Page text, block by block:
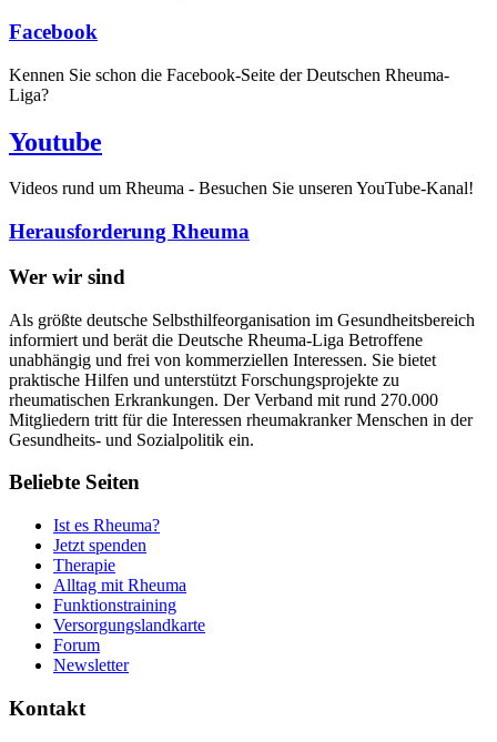
Facebook
Kennen Sie schon die Facebook-Seite der Deutschen Rheuma-
Liga?
Youtube
Videos rund um Rheuma - Besuchen Sie unseren YouTube-Kanal!
Herausforderung Rheuma
Wer wir sind
Als größte deutsche Selbsthilfeorganisation im Gesundheitsbereich
informiert und berät die Deutsche Rheuma-Liga Betroffene
unabhängig und frei von kommerziellen Interessen. Sie bietet
praktische Hilfen und unterstützt Forschungsprojekte zu
rheumatischen Erkrankungen. Der Verband mit rund 270.000
Mitgliedern tritt für die Interessen rheumakranker Menschen in der
Gesundheits- und Sozialpolitik ein.
Beliebte Seiten
Ist es Rheuma?
Jetzt spenden
Therapie
Alltag mit Rheuma
Funktionstraining
Versorgungslandkarte
Forum
Newsletter
Kontakt